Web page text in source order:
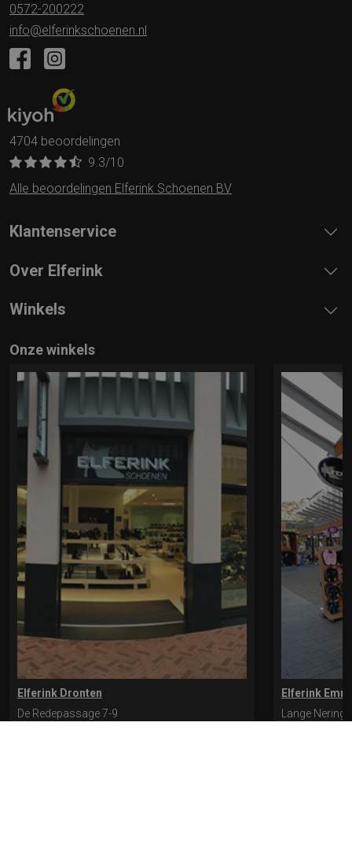
0572-200222
info@elferinkschoenen.nl
4704 beoordelingen
9.3/10
Alle beoordelingen Elferink Schoenen BV
Klantenservice
Over Elferink
Winkels
Onze winkels
Elferink Dronten
De Redepassage 7-9
Elferink
Lange Nering